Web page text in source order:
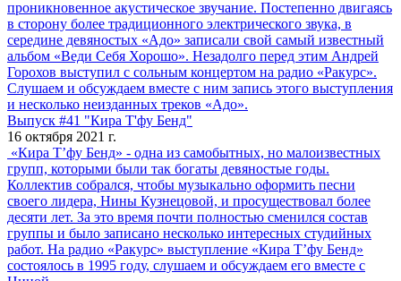
проникновенное акустическое звучание. Постепенно двигаясь
в сторону более традиционного электрического звука, в
середине девяностых «Адо» записали свой самый известный
альбом «Веди Себя Хорошо». Незадолго перед этим Андрей
Горохов выступил с сольным концертом на радио «Ракурс».
Слушаем и обсуждаем вместе с ним запись этого выступления
и несколько неизданных треков «Адо».
Выпуск #41 "Кира Т'фу Бенд"
16 октября 2021 г.
«Кира Т’фу Бенд» - одна из самобытных, но малоизвестных
групп, которыми были так богаты девяностые годы.
Коллектив собрался, чтобы музыкально оформить песни
своего лидера, Нины Кузнецовой, и просуществовал более
десяти лет. За это время почти полностью сменился состав
группы и было записано несколько интересных студийных
работ. На радио «Ракурс» выступление «Кира Т’фу Бенд»
состоялось в 1995 году, слушаем и обсуждаем его вместе с